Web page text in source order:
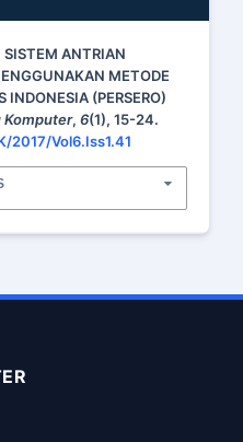
SISTEM ANTRIAN
METODE
INDONESIA (PERSERO)
Komputer, 6(1), 15-24.
Vol6.Iss1.41